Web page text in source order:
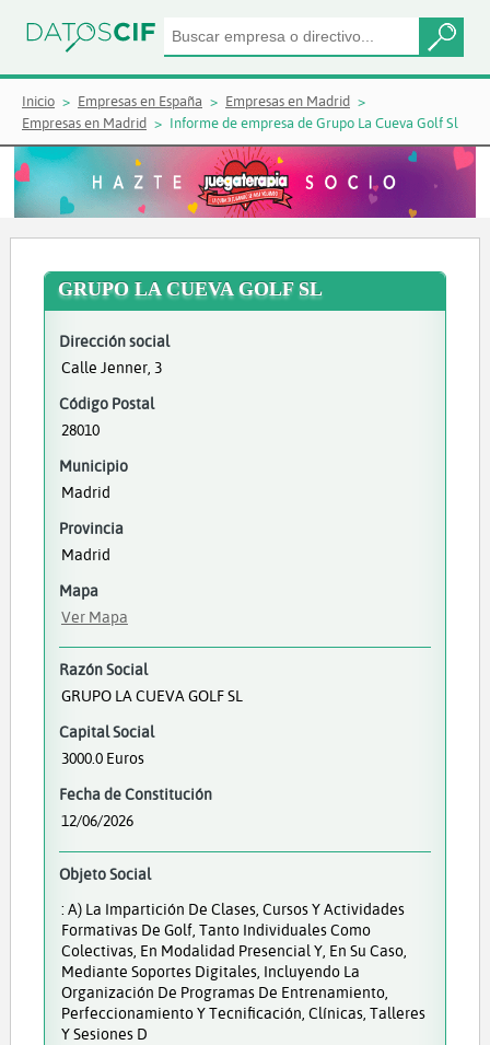
Inicio Empresas en España
Empresas en Madrid
Empresas en Madrid
Informe de empresa de Grupo La Cueva Golf Sl
GRUPO LA CUEVA GOLF SL
Dirección social
Calle Jenner, 3
Código Postal
28010
Municipio
Madrid
Provincia
Madrid
Mapa
Ver Mapa
Razón Social
GRUPO LA CUEVA GOLF SL
Capital Social
3000.0 Euros
Fecha de Constitución
12/06/2026
Objeto Social
: A) La Impartición De Clases, Cursos Y Actividades
Formativas De Golf, Tanto Individuales Como
Colectivas, En Modalidad Presencial Y, En Su Caso,
Mediante Soportes Digitales, Incluyendo La
Organización De Programas De Entrenamiento,
Perfeccionamiento Y Tecnificación, Clínicas, Talleres
Y Sesiones D